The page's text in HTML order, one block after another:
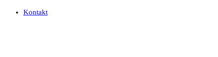
Kontakt